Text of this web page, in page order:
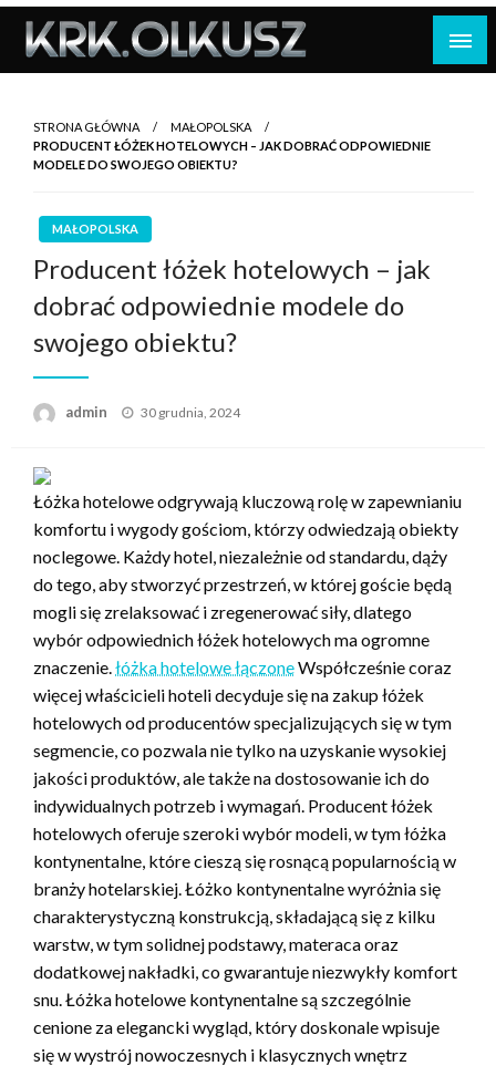
Skip
content
STRONA GŁÓWNA
MAŁOPOLSKA
PRODUCENT ŁÓŻEK HOTELOWYCH – JAK DOBRAĆ ODPOWIEDNIE
MODELE DO SWOJEGO OBIEKTU?
MAŁOPOLSKA
Producent łóżek hotelowych – jak
dobrać odpowiednie modele do
swojego obiektu?
admin
Opublikowane
30 grudnia, 2024
Łóżka hotelowe odgrywają kluczową rolę w zapewnianiu
komfortu i wygody gościom, którzy odwiedzają obiekty
noclegowe. Każdy hotel, niezależnie od standardu, dąży
do tego, aby stworzyć przestrzeń, w której goście będą
mogli się zrelaksować i zregenerować siły, dlatego
wybór odpowiednich łóżek hotelowych ma ogromne
znaczenie. łóżka hotelowe łączoneWspółcześnie coraz
więcej właścicieli hoteli decyduje się na zakup łóżek
hotelowych od producentów specjalizujących się w tym
segmencie, co pozwala nie tylko na uzyskanie wysokiej
jakości produktów, ale także na dostosowanie ich do
indywidualnych potrzeb i wymagań. Producent łóżek
hotelowych oferuje szeroki wybór modeli, w tym łóżka
kontynentalne, które cieszą się rosnącą popularnością w
branży hotelarskiej. Łóżko kontynentalne wyróżnia się
charakterystyczną konstrukcją, składającą się z kilku
warstw, w tym solidnej podstawy, materaca oraz
dodatkowej nakładki, co gwarantuje niezwykły komfort
snu. Łóżka hotelowe kontynentalne są szczególnie
cenione za elegancki wygląd, który doskonale wpisuje
się w wystrój nowoczesnych i klasycznych wnętrz